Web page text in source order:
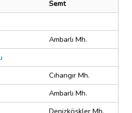
Semt
Ambarlı Mh.
Cıhangır Mh.
Ambarlı Mh.